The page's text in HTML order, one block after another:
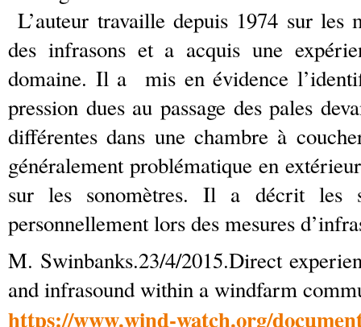
L’auteur travaille depuis 1974 sur les
des infrasons et a acquis une
domaine. Il a mis en évidence
pression dues au passage des pales
différentes dans une chambre à
généralement problématique en
sur les sonomètres. Il a décrit les
personnellement lors des mesures
M. Swinbanks.23/4/2015.Direct
and infrasound within a windfarm
https://www.wind-watch.org/